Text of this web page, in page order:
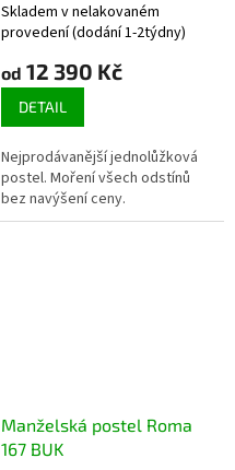
Průměrné
hodnocení
produktu
je
z
5
hvězdiček.
Skladem v nelakovaném
provedení (dodání 1-2týdny)
od 12 390 Kč
DETAIL
Nejprodávanější jednolůžková
postel. Moření všech odstínů
bez navýšení ceny.
Manželská postel Roma
167 BUK